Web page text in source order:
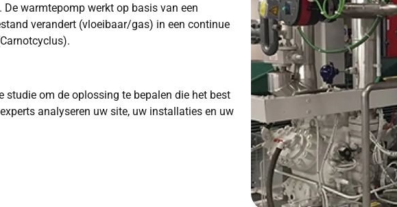
warmtepomp werkt op basis van een
verandert (vloeibaar/gas) in een continue
studie om de oplossing te bepalen die het best
analyseren uw site, uw installaties en uw